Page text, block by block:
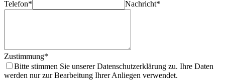
Telefon*
Nachricht*
Zustimmung*
Bitte stimmen Sie unserer Datenschutzerklärung zu. Ihre Daten
werden nur zur Bearbeitung Ihrer Anliegen verwendet.